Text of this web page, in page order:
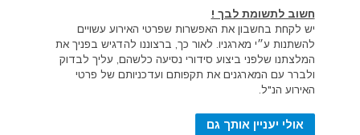
חשוב לתשומת לבך !
יש לקחת בחשבון את האפשרות שפרטי האירוע עשויים
להשתנות ע״י מארגניו. לאור כך, ברצוננו להדגיש בפניך את
המלצתנו שלפני ביצוע סידורי נסיעה כלשהם, עליך לבדוק
ולברר עם המארגנים את תקפותם ועדכניותם של פרטי
האירוע הנ"ל.
אולי יעניין אותך גם